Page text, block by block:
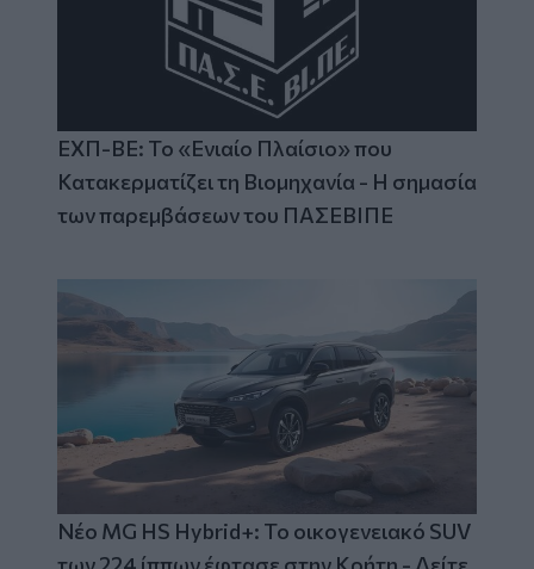
ΕΧΠ-ΒΕ: Το «Ενιαίο Πλαίσιο» που
Κατακερματίζει τη Βιομηχανία - Η σημασία
των παρεμβάσεων του ΠΑΣΕΒΙΠΕ
Νέο MG HS Hybrid+: Το οικογενειακό SUV